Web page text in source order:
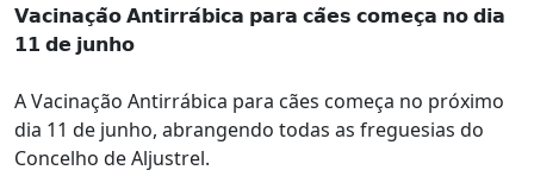
𝗩𝗮𝗰𝗶𝗻𝗮𝗰̧𝗮̃𝗼 𝗔𝗻𝘁𝗶𝗿𝗿𝗮́𝗯𝗶𝗰𝗮 𝗽𝗮𝗿𝗮 𝗰𝗮̃𝗲𝘀 𝗰𝗼𝗺𝗲𝗰̧𝗮 𝗻𝗼 𝗱𝗶𝗮
𝟭𝟭 𝗱𝗲 𝗷𝘂𝗻𝗵𝗼
A Vacinação Antirrábica para cães começa no próximo
dia 11 de junho, abrangendo todas as freguesias do
Concelho de Aljustrel.